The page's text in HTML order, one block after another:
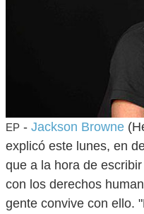
EP - Jackson Browne
explicó este lunes, en
que a la hora de
con los derechos
gente convive con ello.